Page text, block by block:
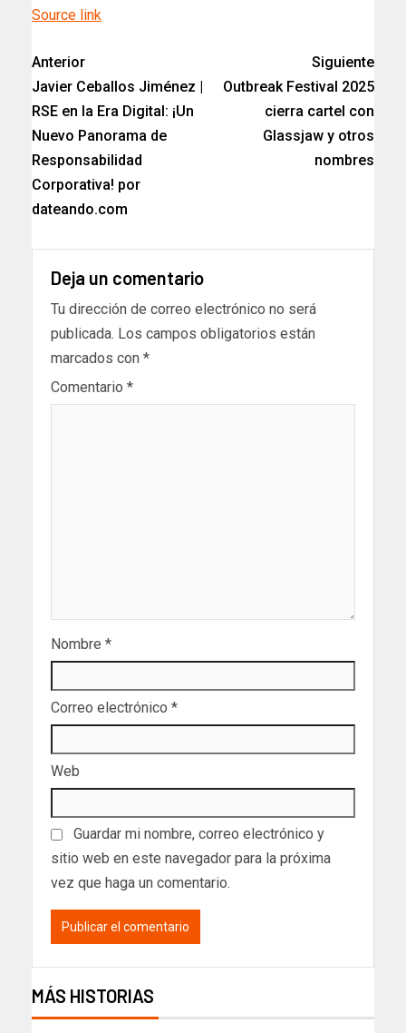
Source link
Anterior
Javier Ceballos Jiménez |
RSE en la Era Digital: ¡Un
Nuevo Panorama de
Responsabilidad
Corporativa! por
dateando.com
Siguiente
Outbreak Festival 2025
cierra cartel con
Glassjaw y otros
nombres
Deja un comentario
Tu dirección de correo electrónico no será
publicada. Los campos obligatorios están
marcados con *
Comentario *
Nombre *
Correo electrónico *
Web
Guardar mi nombre, correo electrónico y
sitio web en este navegador para la próxima
vez que haga un comentario.
MÁS HISTORIAS